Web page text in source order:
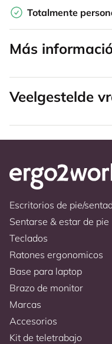
Totalmente
Más
Veelgestelde
Escritorios de pie/
Sentarse & estar de pie
Teclados
Ratones ergonomicos
Base para laptop
Brazo de monitor
Marcas
Accesorios
Kit de teletrabajo